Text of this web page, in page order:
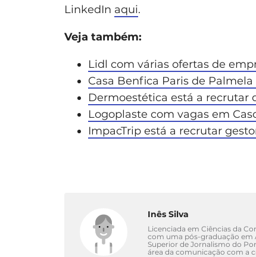
LinkedIn aqui.
Veja também:
Lidl com várias ofertas de
Casa Benfica Paris de
Dermoestética está a recrutar
Logoplaste com vagas em
ImpacTrip está a recrutar
Inês Silva
Licenciada em Ciências da
com uma pós-graduação em
Superior de Jornalismo do
área da comunicação com a